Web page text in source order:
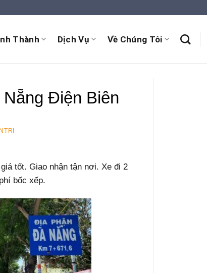
Thành Dịch Vụ Về Chúng Tôi
Điện Biên
tốt. Giao nhận tận nơi. Xe đi 2
bốc xếp.